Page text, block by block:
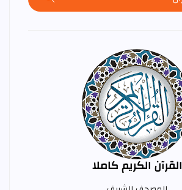
القرآن الكريم كاملا